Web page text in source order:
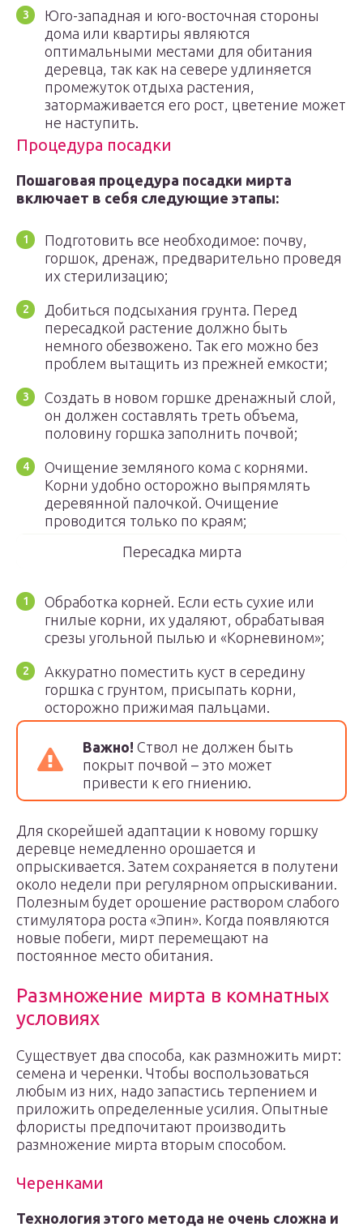
Юго-западная и юго-восточная стороны
дома или квартиры являются
оптимальными местами для обитания
деревца, так как на севере удлиняется
промежуток отдыха растения,
затормаживается его рост, цветение может
не наступить.
Процедура посадки
Пошаговая процедура посадки мирта
включает в себя следующие этапы:
Подготовить все необходимое: почву,
горшок, дренаж, предварительно проведя
их стерилизацию;
Добиться подсыхания грунта. Перед
пересадкой растение должно быть
немного обезвожено. Так его можно без
проблем вытащить из прежней емкости;
Создать в новом горшке дренажный слой,
он должен составлять треть объема,
половину горшка заполнить почвой;
Очищение земляного кома с корнями.
Корни удобно осторожно выпрямлять
деревянной палочкой. Очищение
проводится только по краям;
Пересадка мирта
Обработка корней. Если есть сухие или
гнилые корни, их удаляют, обрабатывая
срезы угольной пылью и «Корневином»;
Аккуратно поместить куст в середину
горшка с грунтом, присыпать корни,
осторожно прижимая пальцами.
Важно! Ствол не должен быть
покрыт почвой – это может
привести к его гниению.
Для скорейшей адаптации к новому горшку
деревце немедленно орошается и
опрыскивается. Затем сохраняется в полутени
около недели при регулярном опрыскивании.
Полезным будет орошение раствором слабого
стимулятора роста «Эпин». Когда появляются
новые побеги, мирт перемещают на
постоянное место обитания.
Размножение мирта в комнатных
условиях
Существует два способа, как размножить мирт:
семена и черенки. Чтобы воспользоваться
любым из них, надо запастись терпением и
приложить определенные усилия. Опытные
флористы предпочитают производить
размножение мирта вторым способом.
Черенками
Технология этого метода не очень сложна и